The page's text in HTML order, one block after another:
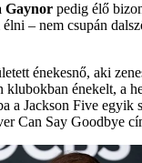
Gaynor pedig élő
– nem csupán
énekesnő, aki
klubokban énekelt, a
a Jackson Five egyik
Can Say Goodbye